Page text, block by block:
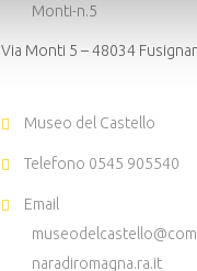
Monti-n.5
Via Monti 5 – 48034
Museo del Castello
Telefono 0545 905540
Email
naradiromagna.ra.it